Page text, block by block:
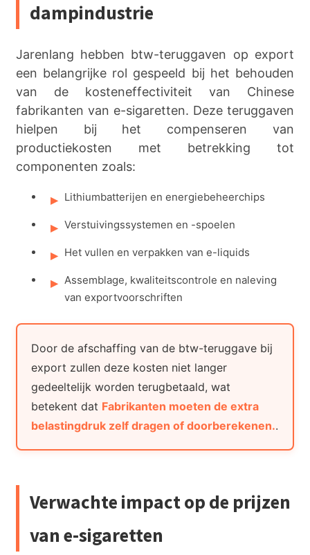
dampindustrie
Jarenlang hebben btw-teruggaven op export
een belangrijke rol gespeeld bij het behouden
van de kosteneffectiviteit van Chinese
fabrikanten van e-sigaretten. Deze teruggaven
hielpen bij het compenseren van
productiekosten met betrekking tot
componenten zoals:
Lithiumbatterijen en energiebeheerchips
Verstuivingssystemen en -spoelen
Het vullen en verpakken van e-liquids
Assemblage, kwaliteitscontrole en naleving
van exportvoorschriften
Door de afschaffing van de btw-teruggave bij
export zullen deze kosten niet langer
gedeeltelijk worden terugbetaald, wat
betekent dat Fabrikanten moeten de extra
belastingdruk zelf dragen of doorberekenen..
Verwachte impact op de prijzen
van e-sigaretten